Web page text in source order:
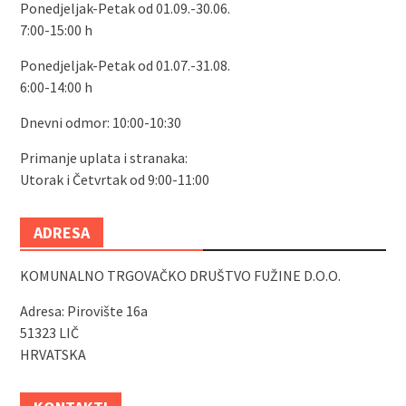
Ponedjeljak-Petak od 01.09.-30.06.
7:00-15:00 h
Ponedjeljak-Petak od 01.07.-31.08.
6:00-14:00 h
Dnevni odmor: 10:00-10:30
Primanje uplata i stranaka:
Utorak i Četvrtak od 9:00-11:00
ADRESA
KOMUNALNO TRGOVAČKO DRUŠTVO FUŽINE D.O.O.
Adresa: Pirovište 16a
51323 LIČ
HRVATSKA